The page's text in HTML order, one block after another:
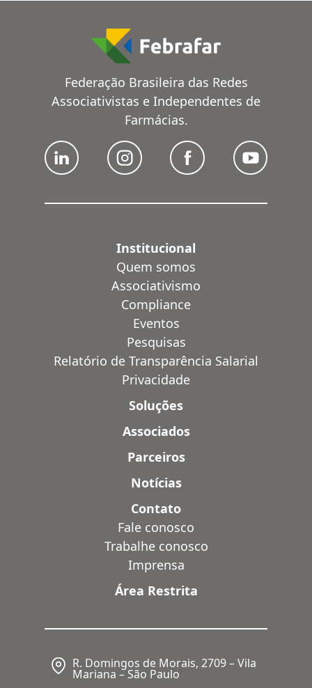
Federação Brasileira das Redes
Associativistas e Independentes de
Farmácias.
Institucional
Quem somos
Associativismo
Compliance
Eventos
Pesquisas
Relatório de Transparência Salarial
Privacidade
Soluções
Associados
Parceiros
Notícias
Contato
Fale conosco
Trabalhe conosco
Imprensa
Área Restrita
R. Domingos de Morais, 2709 – Vila
Mariana – São Paulo